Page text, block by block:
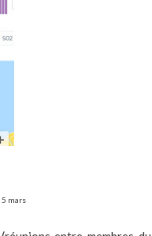
mars